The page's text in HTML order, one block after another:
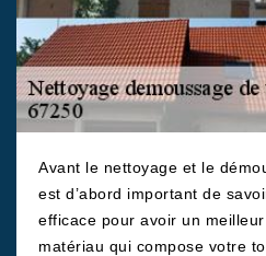
Avant le nettoyage et le
est d’abord important de
efficace pour avoir un
matériau qui compose votre